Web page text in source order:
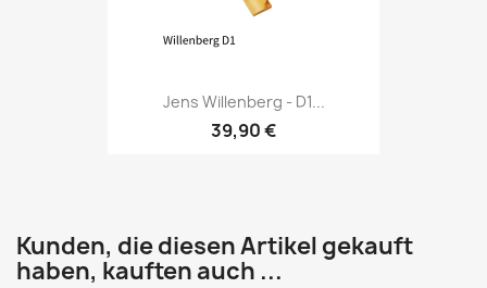
Jens Willenberg - D1...
39,90 €
Kunden, die diesen Artikel gekauft
haben, kauften auch ...